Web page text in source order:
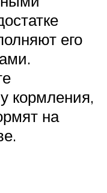
его
кормления,
на